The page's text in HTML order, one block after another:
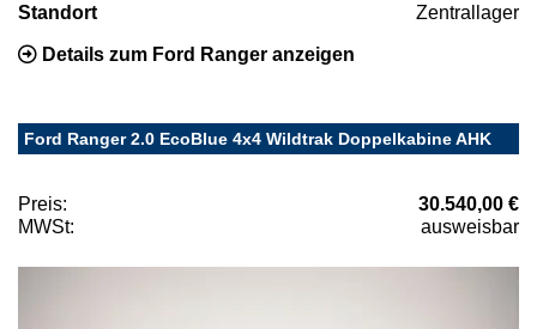
Standort Zentrallager
Details zum Ford Ranger anzeigen
Ford Ranger 2.0 EcoBlue 4x4 Wildtrak Doppelkabine AHK
Preis:
30.540,00 €
MWSt:
ausweisbar